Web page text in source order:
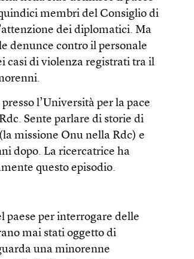
membri del Consiglio di
dei diplomatici. Ma
denunce contro il personale
casi di violenza registrati tra il
l’Università per la pace
Sente parlare di storie di
missione Onu nella Rdc) e
dopo. La ricercatrice ha
questo episodio.
paese per interrogare delle
mai stati oggetto di
una minorenne